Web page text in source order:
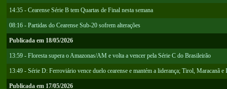
14:35 - Cearense Série B tem Quartas de Final nesta semana
08:16 - Partidas do Cearense Sub-20 sofrem alterações
Publicada em 18/05/2026
13:59 - Floresta supera o Amazonas/AM e volta a vencer pela Série C do Brasileirão
13:49 - Série D: Ferroviário vence duelo cearense e mantém a liderança; Tirol, Maracanã e
Publicada em 17/05/2026